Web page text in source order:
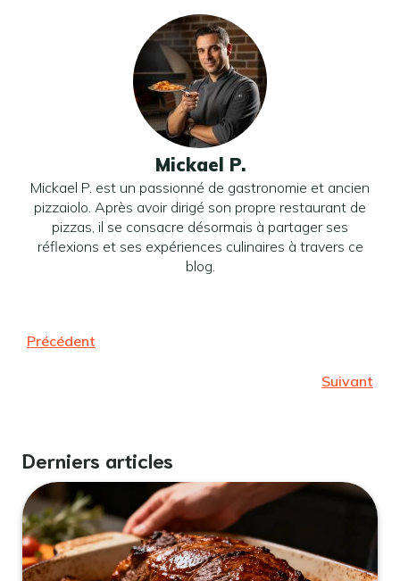
Mickael P.
Mickael P. est un passionné de gastronomie et ancien
pizzaiolo. Après avoir dirigé son propre restaurant de
pizzas, il se consacre désormais à partager ses
réflexions et ses expériences culinaires à travers ce
blog.
Précédent
Suivant
Derniers articles